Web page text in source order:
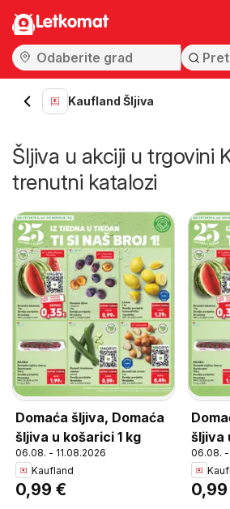
Letkomat
Kaufland Šljiva
Šljiva u akciji u trgovini
trenutni katalozi
Domaća šljiva, Domaća
šljiva u košarici 1 kg
06.08. - 11.08.2026
Kaufland
0,99 €
šljiva
06.08. -
0,99